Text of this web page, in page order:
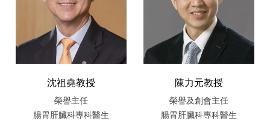
沈祖堯教授
榮譽主任
腸胃肝臟科專科醫生
陳力元教授
榮譽及創會主任
腸胃肝臟科專科醫生